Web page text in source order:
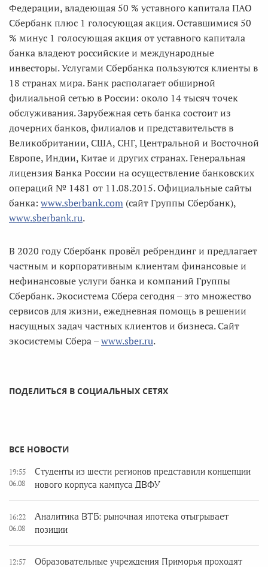
Федерации, владеющая 50 % уставного капитала ПАО
Сбербанк плюс 1 голосующая акция. Оставшимися 50
% минус 1 голосующая акция от уставного капитала
банка владеют российские и международные
инвесторы. Услугами Сбербанка пользуются клиенты в
18 странах мира. Банк располагает обширной
филиальной сетью в России: около 14 тысяч точек
обслуживания. Зарубежная сеть банка состоит из
дочерних банков, филиалов и представительств в
Великобритании, США, СНГ, Центральной и Восточной
Европе, Индии, Китае и других странах. Генеральная
лицензия Банка России на осуществление банковских
операций № 1481 от 11.08.2015. Официальные сайты
банка: www.sberbank.com (сайт Группы Сбербанк),
www.sberbank.ru.
В 2020 году Сбербанк провёл ребрендинг и предлагает
частным и корпоративным клиентам финансовые и
нефинансовые услуги банка и компаний Группы
Сбербанк. Экосистема Сбера сегодня ̶ это множество
сервисов для жизни, ежедневная помощь в решении
насущных задач частных клиентов и бизнеса. Сайт
экосистемы Сбера ̶www.sber.ru.
ПОДЕЛИТЬСЯ В СОЦИАЛЬНЫХ СЕТЯХ
ВСЕ НОВОСТИ
19:55
06.08
Студенты из шести регионов представили концепции
нового корпуса кампуса ДВФУ
16:22
06.08
Аналитика ВТБ: рыночная ипотека отыгрывает
позиции
12:57
Образовательные учреждения Приморья проходят